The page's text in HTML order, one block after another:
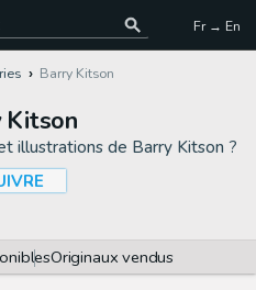
Fr → En
Barry Kitson
Kitson
illustrations de Barry Kitson ?
Originaux vendus